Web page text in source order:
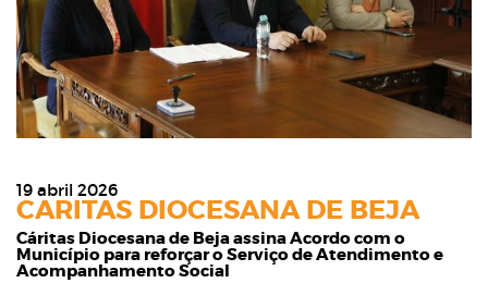
19 abril 2026
CARITAS DIOCESANA DE BEJA
Cáritas Diocesana de Beja assina Acordo com o
Município para reforçar o Serviço de Atendimento e
Acompanhamento Social